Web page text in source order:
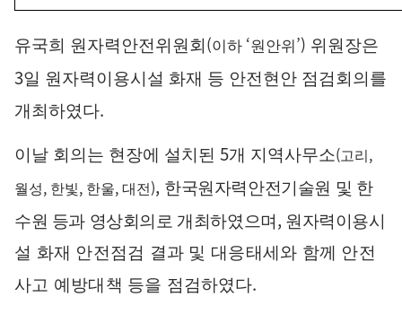
유국희 원자력안전위원회(이하 ‘원안위 ’) 위원장은
3일 원자력이용시설 화재 등 안전현안 점검회의를
개최하였다.
이날 회의는 현장에 설치된 5개 지역사무소(고리 ,
월성, 한빛, 한울, 대전), 한국원자력안전기술원 및 한
수원 등과 영상회의로 개최하였으며, 원자력이용시
설 화재 안전점검 결과 및 대응태세와 함께 안전
사고 예방대책 등을 점검하였다.